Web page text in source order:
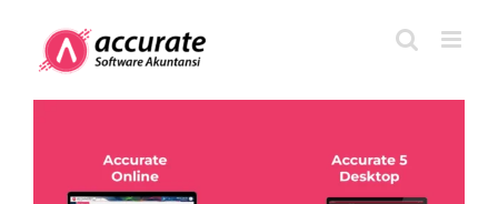
content